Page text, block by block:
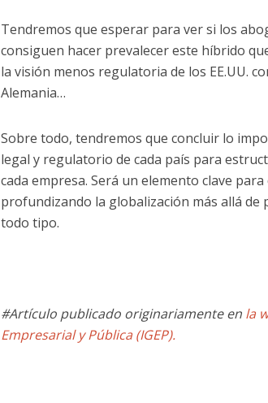
Tendremos que esperar para ver si los
consiguen hacer prevalecer este híbrido
la visión menos regulatoria de los EE.UU.
Alemania…
Sobre todo, tendremos que concluir lo
legal y regulatorio de cada país para
cada empresa. Será un elemento clave
profundizando la globalización más allá
todo tipo.
#Artículo publicado originariamente en la
Empresarial y Pública (IGEP).